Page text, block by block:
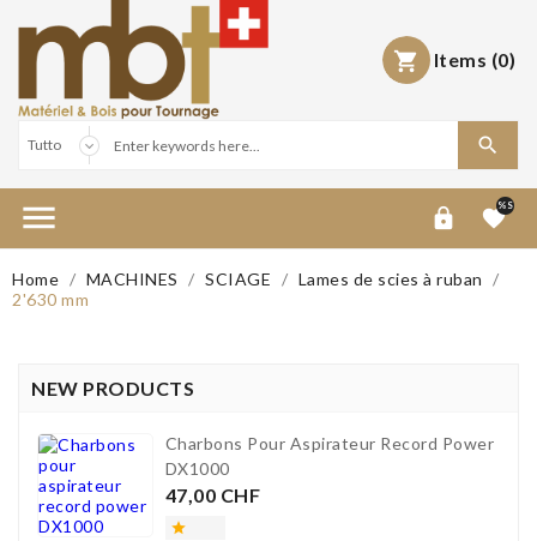
 Items (0)

  %S
Home MACHINES SCIAGE
Lames de scies à ruban
2'630 mm
NEW PRODUCTS
Charbons Pour Aspirateur Record Power
DX1000
Prezzo
47,00 CHF
